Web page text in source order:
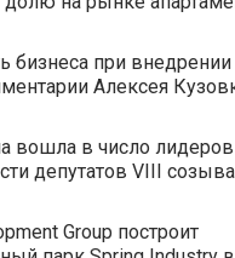
бизнеса при
Алексея
вошла в число лидеров
депутатов VIII созыва
Group построит